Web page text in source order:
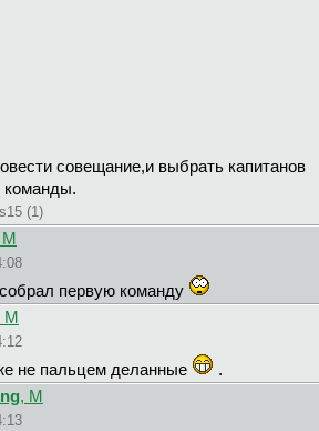
совещание,и выбрать капитанов
команды.
(1)
М
первую команду
М
не пальцем деланные
.
, М